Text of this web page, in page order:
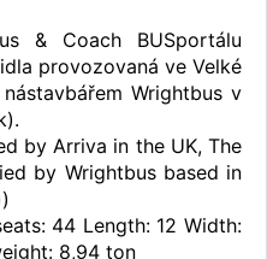
& Coach BUSportálu
provozovaná ve Velké
Wrightbus v
by Arriva in the UK, The
by Wrightbus based in
44 Length: 12 Width:
8,94 ton